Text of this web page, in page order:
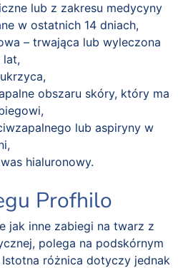
lub z zakresu medycyny
w ostatnich 14 dniach,
– trwająca lub wyleczona
lat,
obszaru skóry, który ma
lub aspiryny w
hialuronowy.
Profhilo
jak inne zabiegi na twarz z
polega na podskórnym
różnica dotyczy jednak